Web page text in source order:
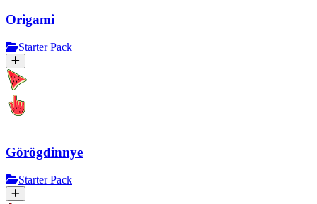
Origami
Starter Pack
Görögdinnye
Starter Pack